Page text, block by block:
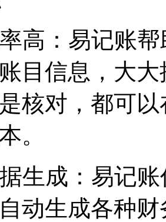
高：易记账
目信息，大
核对，都可
。
生成：易记
动生成各种